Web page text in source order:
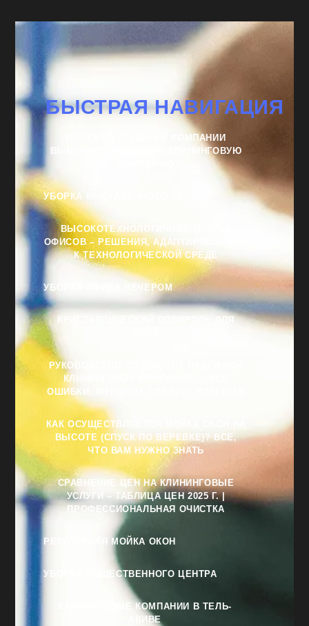
БЫСТРАЯ НАВИГАЦИЯ
ПОЧЕМУ УСПЕШНЫЕ КОМПАНИИ
ВЫБИРАЮТ ВНЕШНЮЮ КЛИНИНГОВУЮ
УБОРКА ВЫСТАВОЧНОГО ЗАЛА
ВЫСОКОТЕХНОЛОГИЧНАЯ УБОРКА
ОФИСОВ – РЕШЕНИЯ, АДАПТИРОВАННЫЕ
К ТЕХНОЛОГИЧЕСКОЙ СРЕДЕ
УБОРКА ОФИСА ВЕЧЕРОМ
КРИСТАЛЛИЧЕСКИЙ ПОЛИРОЛЬ ДЛЯ
РУКОВОДСТВО ПО ВЫБОРУ НАДЕЖНОЙ
КЛИНИНГОВОЙ КОМПАНИИ — ВСЕ
ОШИБКИ, КОТОРЫХ СЛЕДУЕТ ИЗБЕГАТЬ
КАК ОСУЩЕСТВЛЯЕТСЯ МОЙКА ОКОН НА
ВЫСОТЕ (СПУСК ПО ВЕРЕВКЕ)? ВСЕ,
ЧТО ВАМ НУЖНО ЗНАТЬ
СРАВНЕНИЕ ЦЕН НА КЛИНИНГОВЫЕ
УСЛУГИ – ТАБЛИЦА ЦЕН 2025 Г. |
ПРОФЕССИОНАЛЬНАЯ ОЧИСТКА
РЕГУЛЯРНАЯ МОЙКА ОКОН
УБОРКА ОБЩЕСТВЕННОГО ЦЕНТРА
КЛИНИНГОВЫЕ КОМПАНИИ В ТЕЛЬ-
АВИВЕ